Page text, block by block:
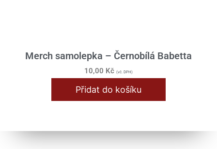
Merch samolepka – Černobílá Babetta
10,00 Kč (vč. DPH)
Přidat do košíku